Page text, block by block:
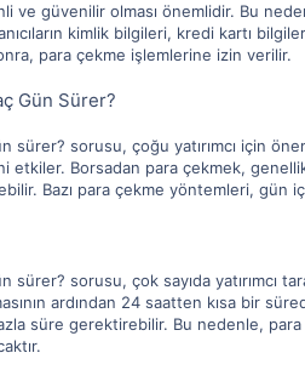
ve güvenilir olması önemlidir. Bu
kimlik bilgileri, kredi kartı
para çekme işlemlerine izin verilir.
Gün Sürer?
sürer? sorusu, çoğu yatırımcı için
etkiler. Borsadan para çekmek,
Bazı para çekme yöntemleri, gün
sürer? sorusu, çok sayıda yatırımcı
ardından 24 saatten kısa bir
süre gerektirebilir. Bu nedenle,